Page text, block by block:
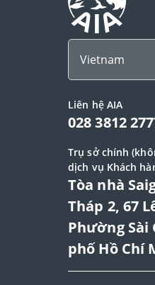
Vietnam
Liên hệ AIA
028 3812
Trụ sở chính
dịch vụ Khách
Tòa nhà
Tháp 2, 67
Phường Sài
phố Hồ Chí